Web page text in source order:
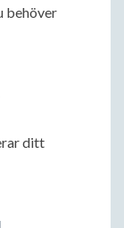
behöver
ditt